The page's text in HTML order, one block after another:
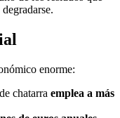
enorme:
chatarra emplea a más